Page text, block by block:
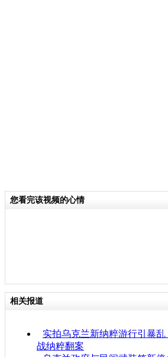
您看完该视频的心情
相关报道
实拍乌克兰新纳粹游行引暴乱
战纳粹翻案